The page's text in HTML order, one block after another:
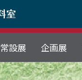
常設展 企画展